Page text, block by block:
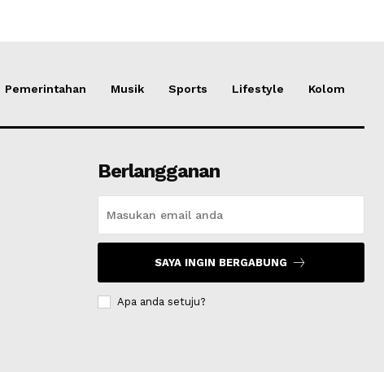
Pemerintahan Musik Sports Lifestyle Kolom
Berlangganan
SAYA INGIN BERGABUNG
Apa anda setuju?